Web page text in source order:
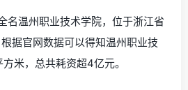
名温州职业技术学院，位于浙江省
据官网数据可以得知温州职业技
米，总共耗资超4亿元。